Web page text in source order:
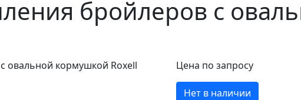
бройлеров с
Цена по запросу
Нет в наличии